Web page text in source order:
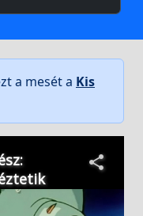
a mesét a Kis